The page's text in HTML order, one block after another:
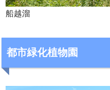
船越溜
都市緑化植物園